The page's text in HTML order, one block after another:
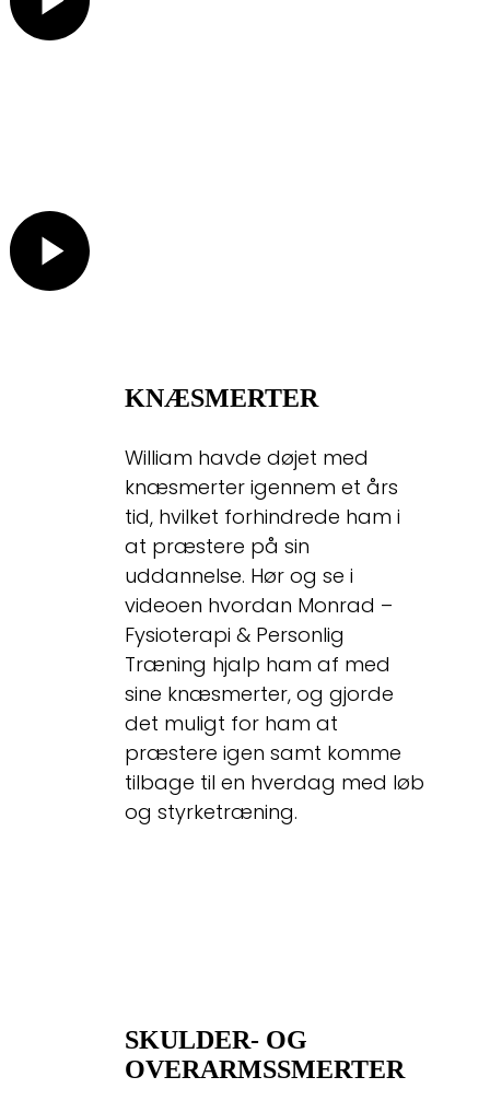
KNÆSMERTER
William havde døjet med
knæsmerter igennem et års
tid, hvilket forhindrede ham i
at præstere på sin
uddannelse. Hør og se i
videoen hvordan Monrad –
Fysioterapi & Personlig
Træning hjalp ham af med
sine knæsmerter, og gjorde
det muligt for ham at
præstere igen samt komme
tilbage til en hverdag med løb
og styrketræning.
SKULDER- OG
OVERARMSSMERTER